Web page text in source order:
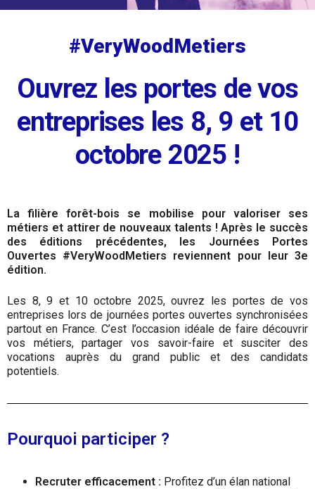
#VeryWoodMetiers
Ouvrez les portes de vos
entreprises les 8, 9 et 10
octobre 2025 !
La filière forêt-bois se mobilise pour valoriser ses
métiers et attirer de nouveaux talents ! Après le succès
des éditions précédentes, les Journées Portes
Ouvertes #VeryWoodMetiers reviennent pour leur 3e
édition.
Les 8, 9 et 10 octobre 2025, ouvrez les portes de vos
entreprises lors de journées portes ouvertes synchronisées
partout en France. C’est l’occasion idéale de faire découvrir
vos métiers, partager vos savoir-faire et susciter des
vocations auprès du grand public et des candidats
potentiels.
Pourquoi participer ?
Recruter efficacement : Profitez d’un élan national